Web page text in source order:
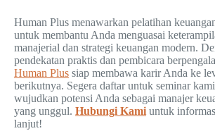
Human Plus menawarkan pelatihan
untuk membantu Anda menguasai
manajerial dan strategi keuangan modern.
pendekatan praktis dan pembicara
Human Plus siap membawa karir Anda ke
berikutnya. Segera daftar untuk seminar
wujudkan potensi Anda sebagai manajer
yang unggul. Hubungi Kamiuntuk
lanjut!